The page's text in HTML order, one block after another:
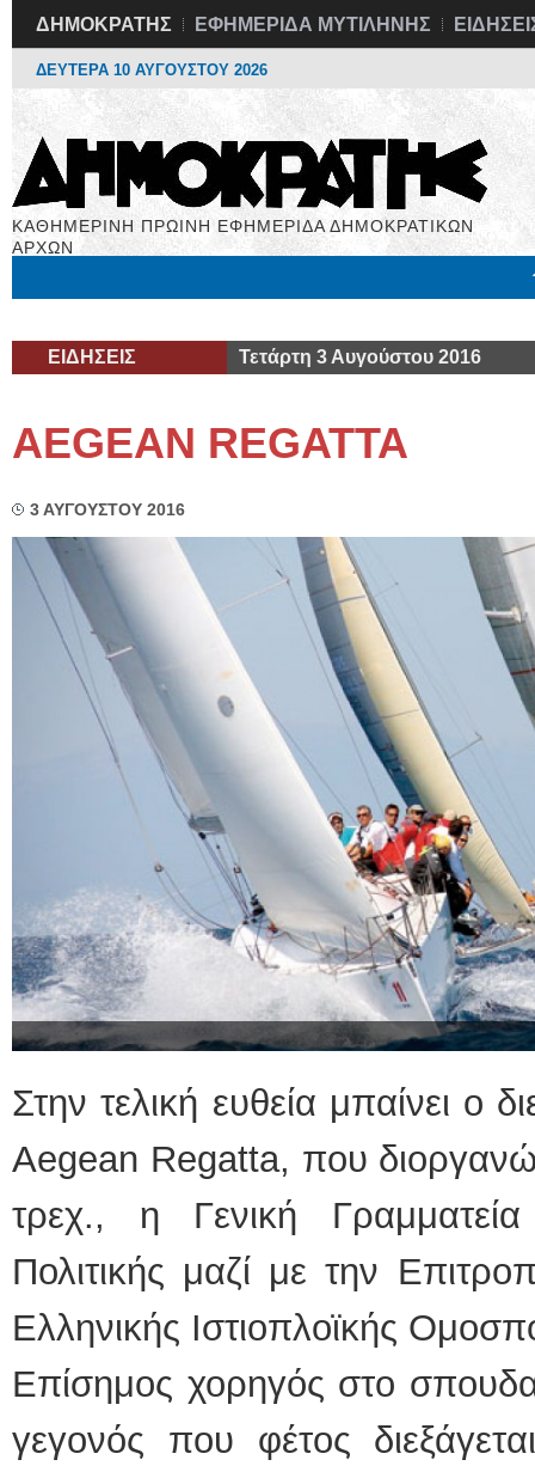
ΔΗΜΟΚΡΑΤΗΣ ΕΦΗΜΕΡΙΔΑ ΜΥΤΙΛΗΝΗΣ
ΔΕΥΤΕΡΑ 10 ΑΥΓΟΥΣΤΟΥ 2026
ΚΑΘΗΜΕΡΙΝΗ ΠΡΩΙΝΗ ΕΦΗΜΕΡΙΔΑ ΔΗΜΟΚΡΑΤΙΚΩΝ
ΑΡΧΩΝ
ΕΙΔΗΣΕΙΣ Τετάρτη 3 Αυγούστου 2016
ΑEGEAN REGATTA
3 ΑΥΓΟΥΣΤΟΥ 2016
Στην τελική ευθεία μπαίνει ο
Aegean Regatta, που
τρεχ., η Γενική
Πολιτικής μαζί με την
Ελληνικής Ιστιοπλοϊκής
Επίσημος χορηγός στο
γεγονός που φέτος